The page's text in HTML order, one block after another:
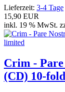
Lieferzeit: 3-4 Tage
15,90 EUR
inkl. 19 % MwSt.
Crim -
(CD) 10-